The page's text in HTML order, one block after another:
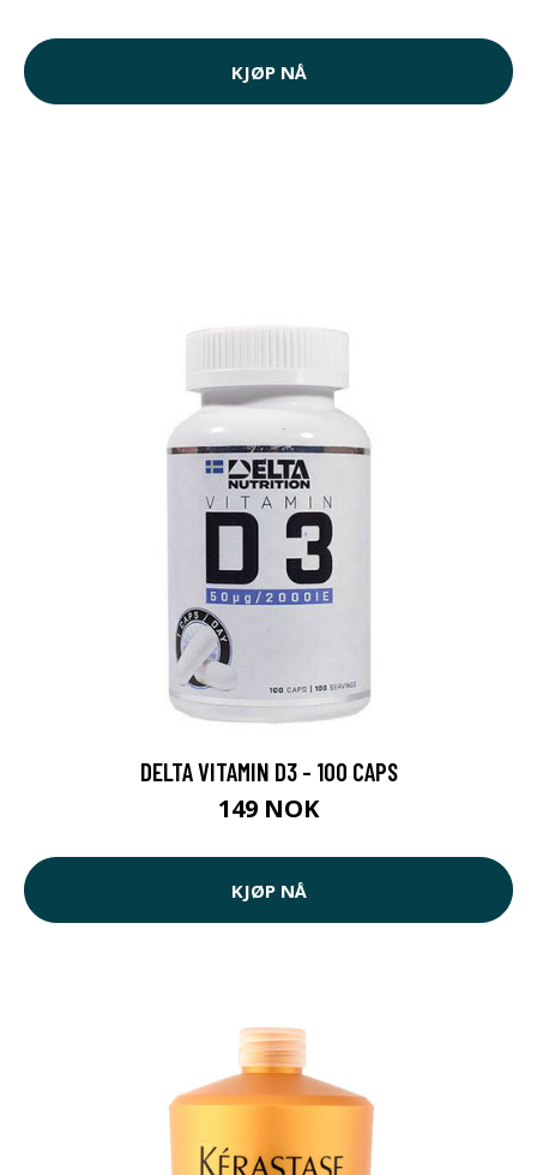
KJØP NÅ
DELTA VITAMIN D3 - 100 CAPS
149 NOK
KJØP NÅ